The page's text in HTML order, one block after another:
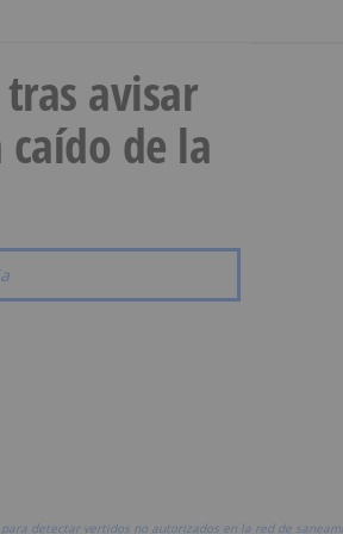
avisar
de la
detectar vertidos no autorizados en la red de